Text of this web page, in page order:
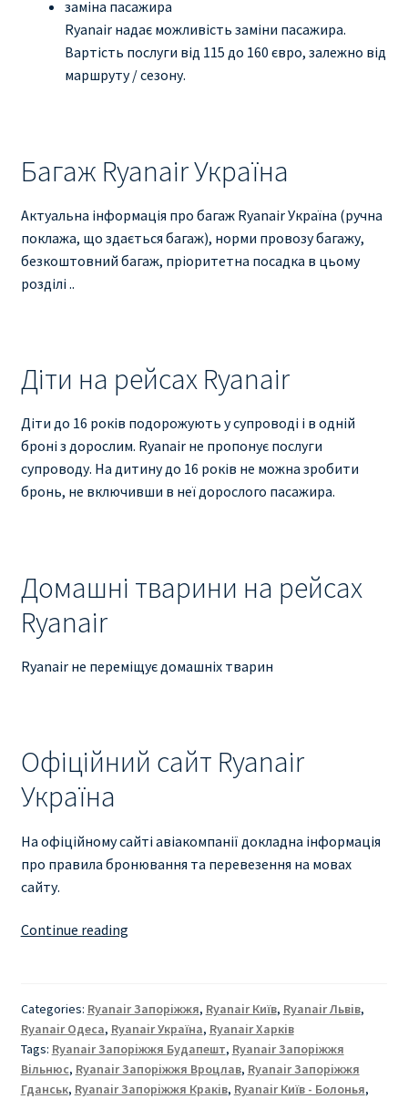
заміна пасажира
Ryanair надає можливість заміни пасажира.
Вартість послуги від 115 до 160 євро, залежно від
маршруту / сезону.
Багаж Ryanair Україна
Актуальна інформація про багаж Ryanair Україна (ручна
поклажа, що здається багаж), норми провозу багажу,
безкоштовний багаж, пріоритетна посадка в цьому
розділі ..
Діти на рейсах Ryanair
Діти до 16 років подорожують у супроводі і в одній
броні з дорослим. Ryanair не пропонує послуги
супроводу. На дитину до 16 років не можна зробити
бронь, не включивши в неї дорослого пасажира.
Домашні тварини на рейсах
Ryanair
Ryanair не переміщує домашніх тварин
Офіційний сайт Ryanair
Україна
На офіційному сайті авіакомпанії докладна інформація
про правила бронювання та перевезення на мовах
сайту.
Continue readingRYANAIR
9
|
КИЇВ
|
Categories: Ryanair Запоріжжя, Ryanair Київ, Ryanair Львів,
Ryanair Одеса, Ryanair Україна, Ryanair Харкiв
Tags: Ryanair Запоріжжя Будапешт, Ryanair Запоріжжя
Вільнюс, Ryanair Запоріжжя Вроцлав, Ryanair Запоріжжя
Гданськ, Ryanair Запоріжжя Краків, Ryanair Київ - Болонья,